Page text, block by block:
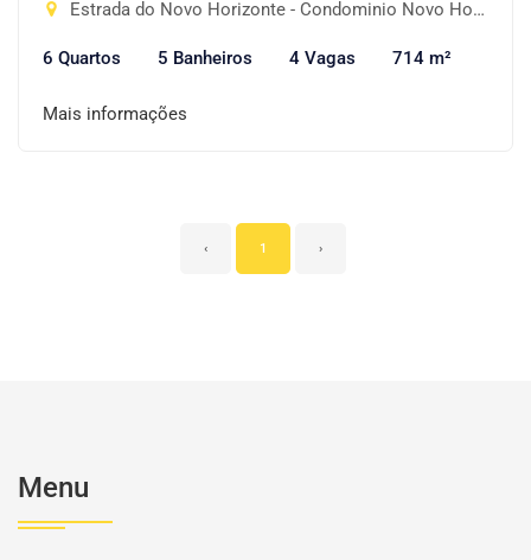
Estrada do Novo Horizonte - Condominio Novo Horizonte, Piracaia-SP
6 Quartos 5 Banheiros 4 Vagas 714 m²
Mais informações
‹ 1 ›
Menu